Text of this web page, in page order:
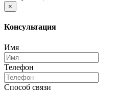
×
Консультация
Имя
Телефон
Способ связи